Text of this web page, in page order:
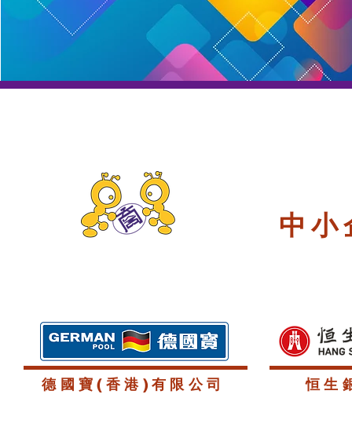
中小
德國寶(香港)有限公司 恒生